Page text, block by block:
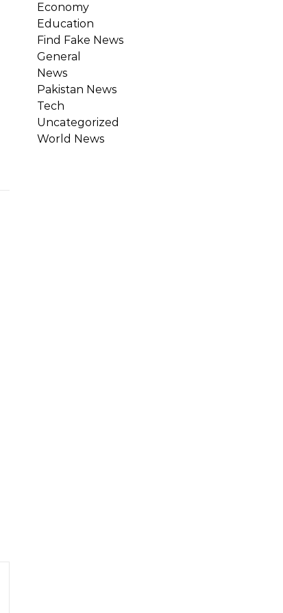
Economy
Education
Find Fake News
General
News
Pakistan News
Tech
Uncategorized
World News